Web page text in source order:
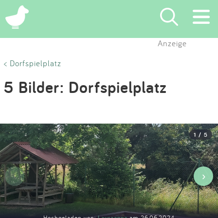
×
Eintragen
Blog
Partner
Kontakt
Anzeige
< Dorfspielplatz
5 Bilder: Dorfspielplatz
1 / 5
‹ ›